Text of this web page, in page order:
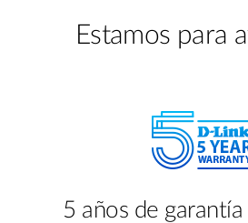
Estamos para
5 años de